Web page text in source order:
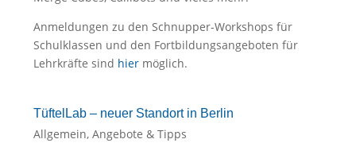
Anmeldungen zu den Schnupper-Workshops für
Schulklassen und den Fortbildungsangeboten für
Lehrkräfte sind hier möglich.
TüftelLab – neuer Standort in Berlin
Allgemein, Angebote & Tipps